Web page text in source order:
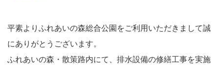
平素よりふれあいの森総合公園をご利用いただきまして誠
にありがとうございます。
ふれあいの森・散策路内にて、排水設備の修繕工事を実施